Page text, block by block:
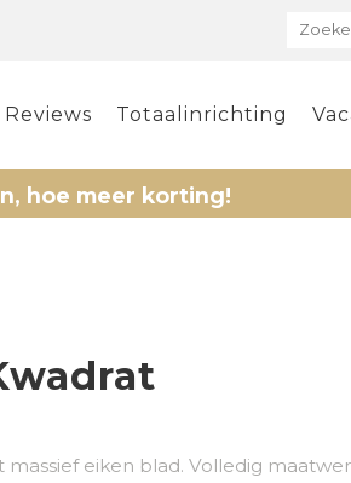
Reviews Totaalinrichting
meer korting!
eiken blad. Volledig